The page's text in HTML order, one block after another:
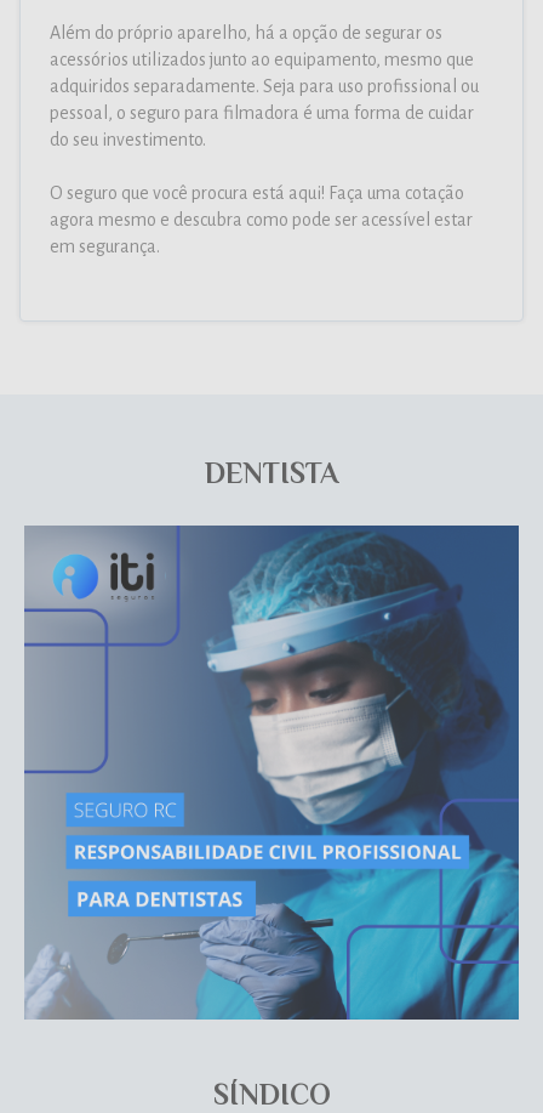
Além do próprio aparelho, há a opção de segurar os
acessórios utilizados junto ao equipamento, mesmo que
adquiridos separadamente. Seja para uso profissional ou
pessoal, o seguro para filmadora é uma forma de cuidar
do seu investimento.
O seguro que você procura está aqui! Faça uma cotação
agora mesmo e descubra como pode ser acessível estar
em segurança.
DENTISTA
SÍNDICO